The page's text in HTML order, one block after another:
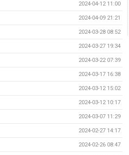
2024-04-12 11:00
2024-04-09 21:21
2024-03-28 08:52
2024-03-27 19:34
2024-03-22 07:39
2024-03-17 16:38
2024-03-12 15:02
2024-03-12 10:17
2024-03-07 11:29
2024-02-27 14:17
2024-02-26 08:47